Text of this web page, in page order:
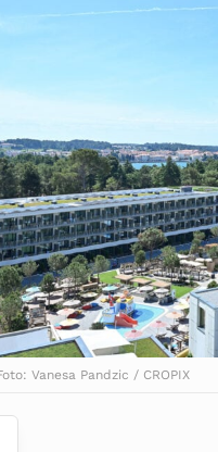
Vanesa Pandzic / CROPIX